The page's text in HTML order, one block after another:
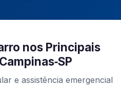
nos Principais
e assistência emergencial